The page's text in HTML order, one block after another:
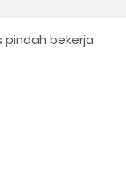
pindah bekerja